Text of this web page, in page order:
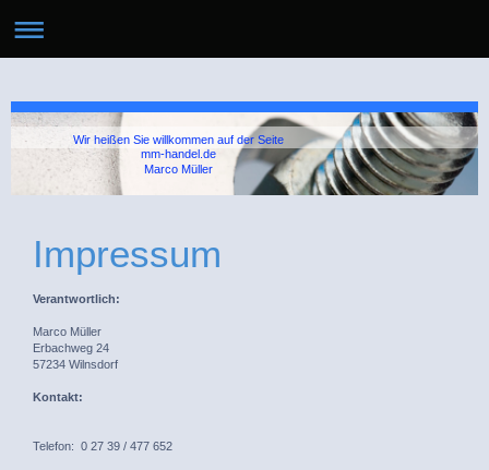
Wir heißen Sie willkommen auf der Seite
mm-handel.de
Marco Müller
Impressum
Verantwortlich:
Marco Müller
Erbachweg 24
57234 Wilnsdorf
Kontakt:
Telefon: 0 27 39 / 477 652